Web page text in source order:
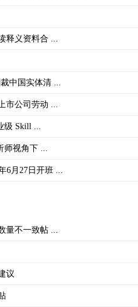
释义资料合 ...
中国实体清 ...
市公司劳动 ...
Skill ...
师视角下 ...
6月27日开班 ...
量不一致帖 ...
议